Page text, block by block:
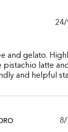
and gelato.
pistachio latte
and helpful